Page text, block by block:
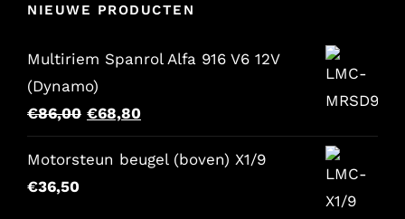
NIEUWE PRODUCTEN
Multiriem Spanrol Alfa 916 V6 12V
(Dynamo)
€86,00 Oorspronkelijke
prijs
was:
€68,80Huidige
prijs
is:
Motorsteun beugel (boven) X1/9
€36,50